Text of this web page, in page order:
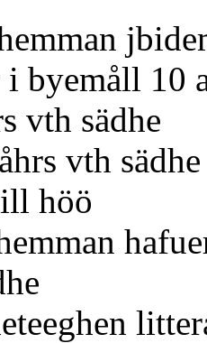
10
vth
åhrs
till
hafuer